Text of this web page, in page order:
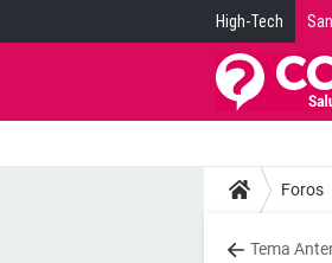
High-Tech
Foros
Tema